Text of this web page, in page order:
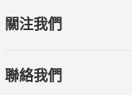
關注我們
聯絡我們